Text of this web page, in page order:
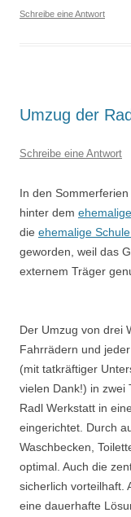
Schreibe eine Antwort
Umzug der
Schreibe eine Antwort
In den Sommerferien
hinter dem
die ehemalige
geworden, weil das
externem Träger
Der Umzug von drei
Fahrrädern und
(mit tatkräftiger
vielen Dank!) in zwei
Radl Werkstatt in
eingerichtet. Durch
Waschbecken,
optimal. Auch die
sicherlich vorteilhaft.
eine dauerhafte